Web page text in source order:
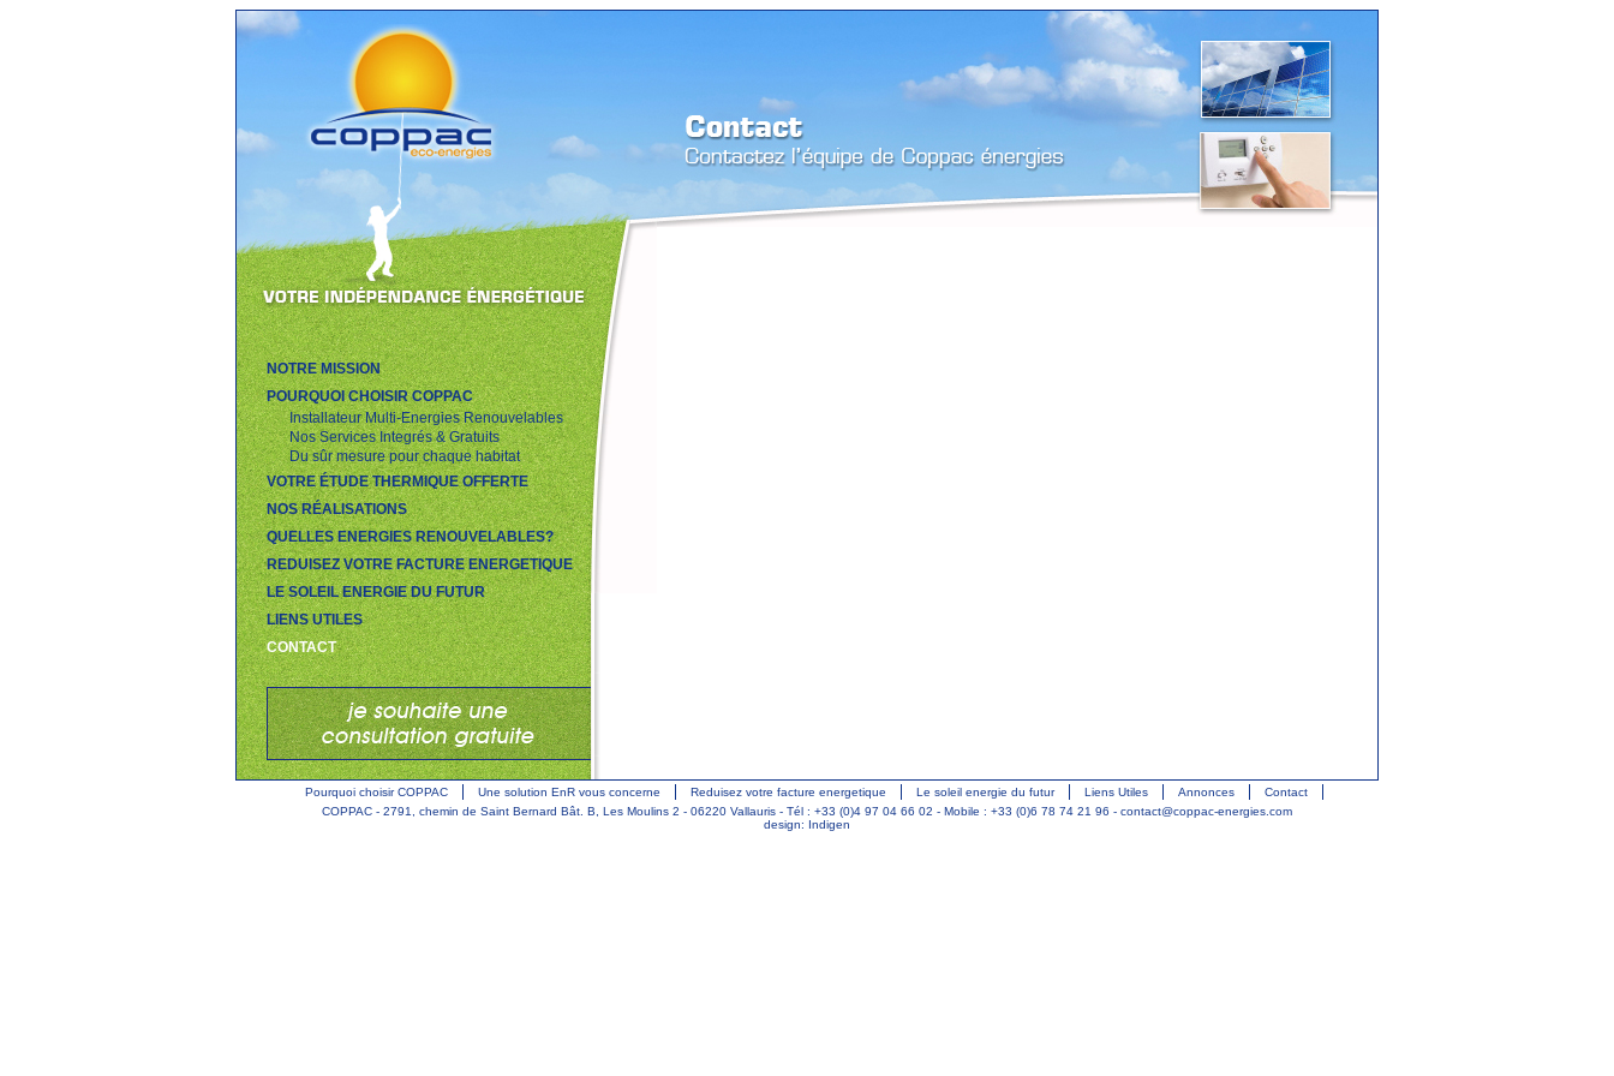
NOTRE MISSION
POURQUOI CHOISIR COPPAC
Installateur Multi-Energies Renouvelables
Nos Services Integrés & Gratuits
Du sûr mesure pour chaque habitat
VOTRE ÉTUDE THERMIQUE OFFERTE
NOS RÉALISATIONS
QUELLES ENERGIES RENOUVELABLES?
REDUISEZ VOTRE FACTURE ENERGETIQUE
LE SOLEIL ENERGIE DU FUTUR
LIENS UTILES
CONTACT
Pourquoi choisir COPPAC Une solution EnR vous concerne Reduisez votre facture energetique Le soleil energie du futur Liens Utiles Annonces
Contact
COPPAC - 2791, chemin de Saint Bernard Bât. B, Les Moulins 2 - 06220 Vallauris - Tél : +33 (0)4 97 04 66 02 - Mobile : +33 (0)6 78 74 21 96 - contact@coppac-energies.com
design: Indigen